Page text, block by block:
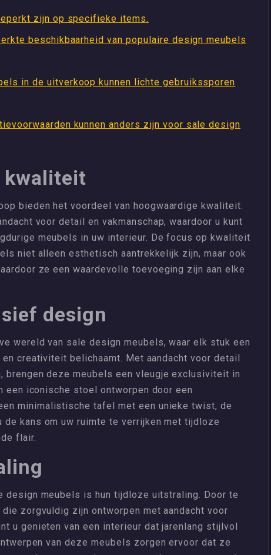
zijn op specifieke items.
beschikbaarheid van populaire design meubels
in de uitverkoop kunnen lichte gebruikssporen
kunnen anders zijn voor sale design
kwaliteit
bieden het voordeel van hoogwaardige kwaliteit.
voor detail en vakmanschap, waardoor u kunt
meubels in uw interieur. De focus op kwaliteit
niet alleen esthetisch aantrekkelijk zijn, maar ook
ze een waardevolle toevoeging zijn aan elke
design
wereld van sale design meubels, waar elk stuk een
creativiteit belichaamt. Met aandacht voor detail
brengen deze meubels een vleugje exclusiviteit in
een iconische stoel ontworpen door een
minimalistische tafel met een unieke twist, de
kans om uw ruimte te verrijken met tijdloze
flair.
design meubels is hun tijdloze uitstraling. Door te
zorgvuldig zijn ontworpen met aandacht voor
u genieten van een interieur dat jarenlang stijlvol
van deze meubels zorgen ervoor dat ze